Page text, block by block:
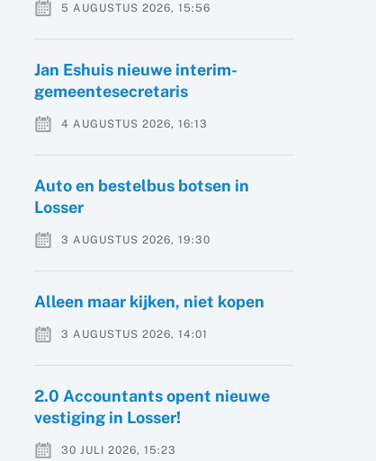
5 AUGUSTUS 2026, 15:56
Jan Eshuis nieuwe interim-
gemeentesecretaris
4 AUGUSTUS 2026, 16:13
Auto en bestelbus botsen in
Losser
3 AUGUSTUS 2026, 19:30
Alleen maar kijken, niet kopen
3 AUGUSTUS 2026, 14:01
2.0 Accountants opent nieuwe
vestiging in Losser!
30 JULI 2026, 15:23